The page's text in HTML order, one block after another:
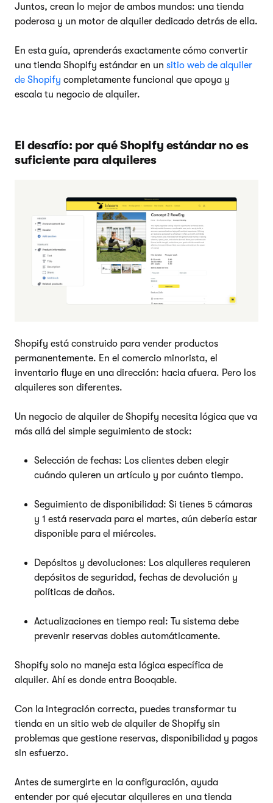
Juntos, crean lo mejor de ambos mundos: una tienda
poderosa y un motor de alquiler dedicado detrás de ella.
En esta guía, aprenderás exactamente cómo convertir
una tienda Shopify estándar en un sitio web de alquiler
de Shopify completamente funcional que apoya y
escala tu negocio de alquiler.
El desafío: por qué Shopify estándar no es
suficiente para alquileres
Shopify está construido para vender productos
permanentemente. En el comercio minorista, el
inventario fluye en una dirección: hacia afuera. Pero los
alquileres son diferentes.
Un negocio de alquiler de Shopify necesita lógica que va
más allá del simple seguimiento de stock:
Selección de fechas: Los clientes deben elegir
cuándo quieren un artículo y por cuánto tiempo.
Seguimiento de disponibilidad: Si tienes 5 cámaras
y 1 está reservada para el martes, aún debería estar
disponible para el miércoles.
Depósitos y devoluciones: Los alquileres requieren
depósitos de seguridad, fechas de devolución y
políticas de daños.
Actualizaciones en tiempo real: Tu sistema debe
prevenir reservas dobles automáticamente.
Shopify solo no maneja esta lógica específica de
alquiler. Ahí es donde entra Booqable.
Con la integración correcta, puedes transformar tu
tienda en un sitio web de alquiler de Shopify sin
problemas que gestione reservas, disponibilidad y pagos
sin esfuerzo.
Antes de sumergirte en la configuración, ayuda
entender por qué ejecutar alquileres en una tienda